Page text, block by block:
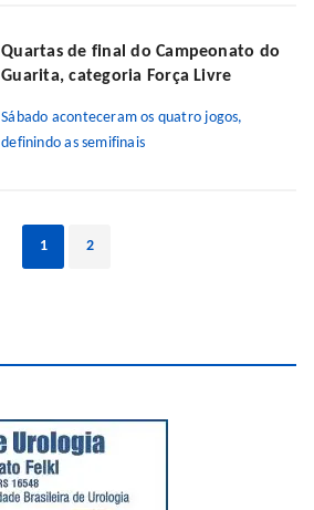
Quartas de final do Campeonato do
Guarita, categoria Força Livre
Sábado aconteceram os quatro jogos,
definindo as semifinais
1 2